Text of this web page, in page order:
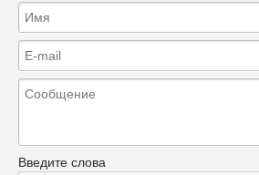
Введите слова